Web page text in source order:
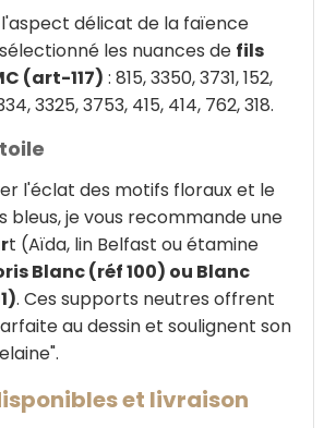
délicat de la faïence
les nuances de fils
(art-117) : 815, 3350, 3731, 152,
3325, 3753, 415, 414, 762, 318.
l'éclat des motifs floraux et le
bleus, je vous recommande une
t (Aïda, lin Belfast ou étamine
Blanc (réf 100) ou Blanc
. Ces supports neutres offrent
au dessin et soulignent son
et livraison